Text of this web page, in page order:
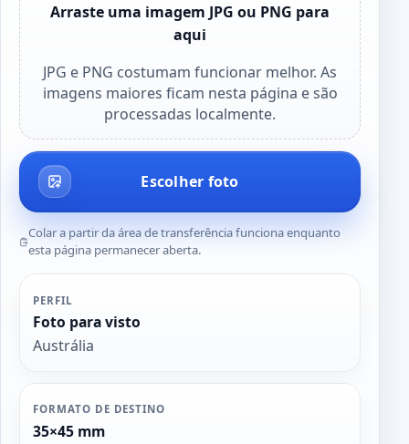
Arraste uma imagem JPG ou PNG para
aqui
JPG e PNG costumam funcionar melhor. As
imagens maiores ficam nesta página e são
processadas localmente.
Escolher foto
Colar a partir da área de transferência funciona enquanto
esta página permanecer aberta.
PERFIL
Foto para visto
Austrália
FORMATO DE DESTINO
35×45 mm